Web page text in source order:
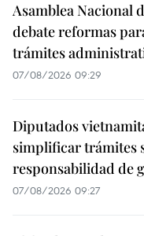
Asamblea Nacional
debate reformas
trámites
07/08/2026 09:29
Diputados
simplificar trámites
responsabilidad de
07/08/2026 09:27